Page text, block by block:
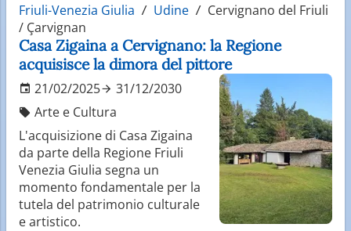
Friuli-Venezia Giulia Udine
Cervignano del Friuli
/ Çarvignan
Casa Zigaina a Cervignano: la Regione
acquisisce la dimora del pittore
21/02/2025
31/12/2030
Arte e Cultura
L'acquisizione di Casa Zigaina
da parte della Regione Friuli
Venezia Giulia segna un
momento fondamentale per la
tutela del patrimonio culturale
e artistico.